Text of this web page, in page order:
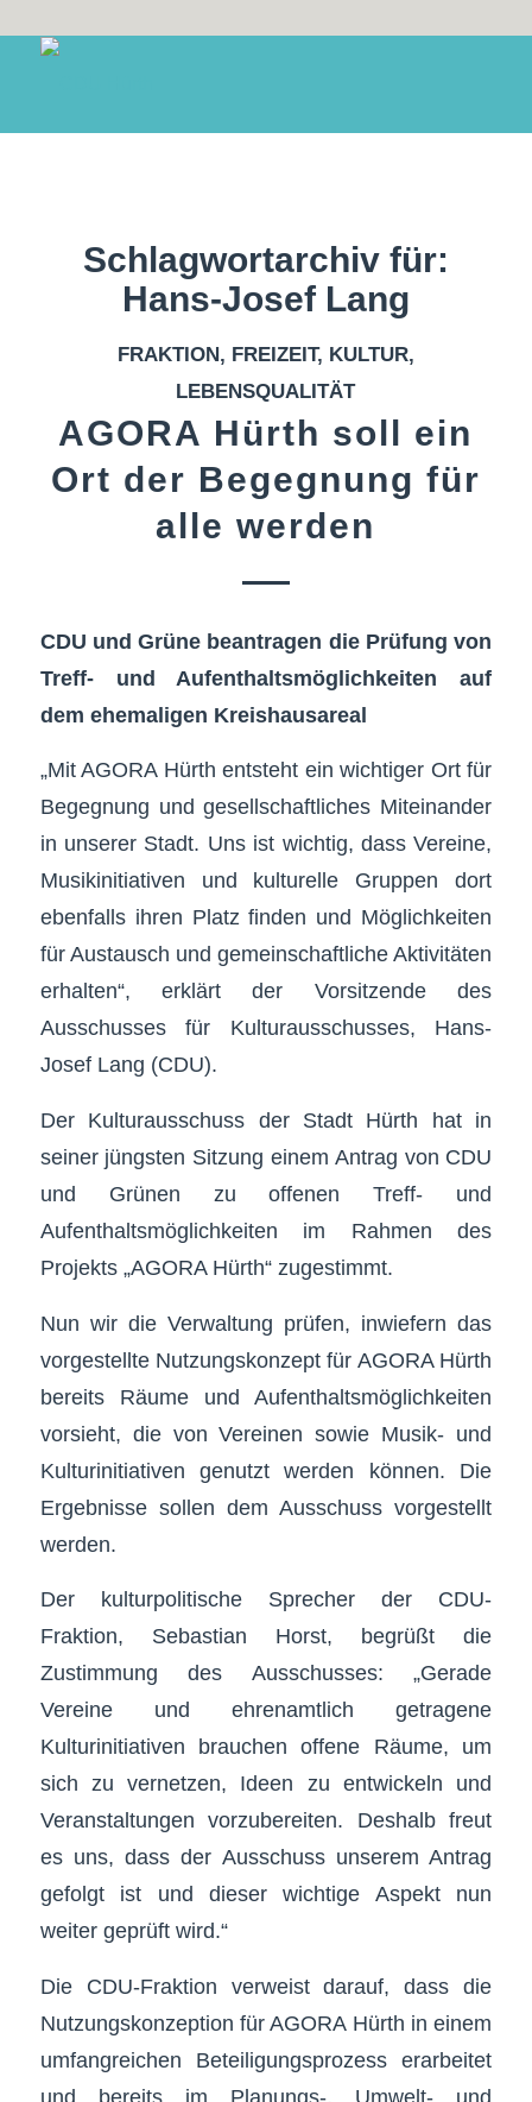
Schlagwortarchiv für:
Hans-Josef Lang
FRAKTION, FREIZEIT, KULTUR,
LEBENSQUALITÄT
AGORA Hürth soll ein
Ort der Begegnung für
alle werden
CDU und Grüne beantragen die Prüfung von
Treff- und Aufenthaltsmöglichkeiten auf
dem ehemaligen Kreishausareal
„Mit AGORA Hürth entsteht ein wichtiger Ort für
Begegnung und gesellschaftliches Miteinander
in unserer Stadt. Uns ist wichtig, dass Vereine,
Musikinitiativen und kulturelle Gruppen dort
ebenfalls ihren Platz finden und Möglichkeiten
für Austausch und gemeinschaftliche Aktivitäten
erhalten“, erklärt der Vorsitzende des
Ausschusses für Kulturausschusses, Hans-
Josef Lang (CDU).
Der Kulturausschuss der Stadt Hürth hat in
seiner jüngsten Sitzung einem Antrag von CDU
und Grünen zu offenen Treff- und
Aufenthaltsmöglichkeiten im Rahmen des
Projekts „AGORA Hürth“ zugestimmt.
Nun wir die Verwaltung prüfen, inwiefern das
vorgestellte Nutzungskonzept für AGORA Hürth
bereits Räume und Aufenthaltsmöglichkeiten
vorsieht, die von Vereinen sowie Musik- und
Kulturinitiativen genutzt werden können. Die
Ergebnisse sollen dem Ausschuss vorgestellt
werden.
Der kulturpolitische Sprecher der CDU-
Fraktion, Sebastian Horst, begrüßt die
Zustimmung des Ausschusses: „Gerade
Vereine und ehrenamtlich getragene
Kulturinitiativen brauchen offene Räume, um
sich zu vernetzen, Ideen zu entwickeln und
Veranstaltungen vorzubereiten. Deshalb freut
es uns, dass der Ausschuss unserem Antrag
gefolgt ist und dieser wichtige Aspekt nun
weiter geprüft wird.“
Die CDU-Fraktion verweist darauf, dass die
Nutzungskonzeption für AGORA Hürth in einem
umfangreichen Beteiligungsprozess erarbeitet
und bereits im Planungs-, Umwelt- und